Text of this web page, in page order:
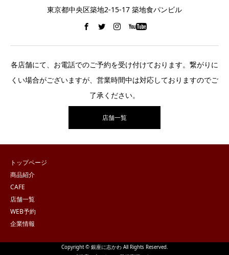
東京都中央区築地2-15-17 築地食パンビル
各店舗にて、お電話でのご予約を受け付けております。繋がりに
くい場合がございますが、営業時間中は対応しておりますのでご
了承ください。
店舗一覧
トップページ
商品紹介
CAFE
店舗一覧
WEB予約
企業情報
Copyright © 銀座に志かわ All Rights Reserved.